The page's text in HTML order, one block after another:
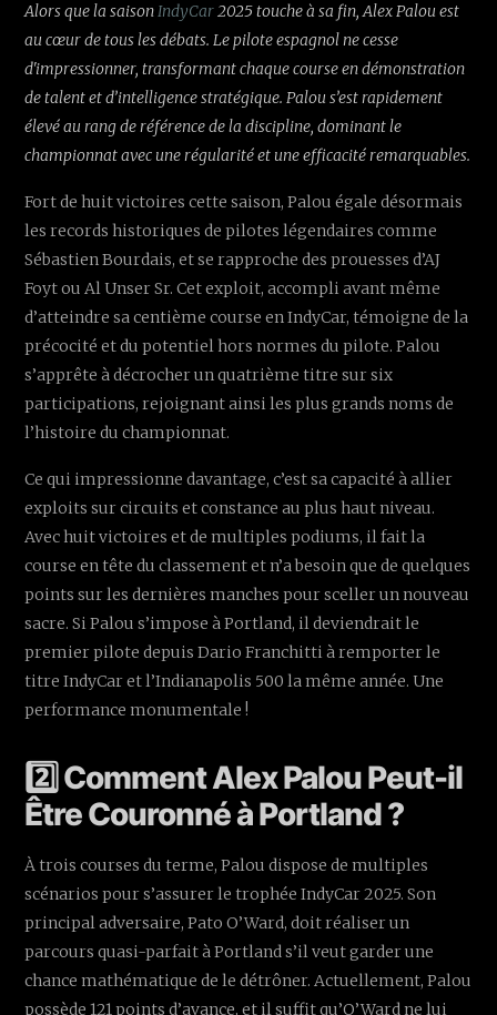
Alors que la saisonIndyCar2025 touche à sa fin, Alex Palou est
au cœur de tous les débats. Le pilote espagnol ne cesse
d'impressionner, transformant chaque course en démonstration
de talent et d’intelligence stratégique. Palou s’est rapidement
élevé au rang de référence de la discipline, dominant le
championnat avec une régularité et une efficacité remarquables.
Fort de huit victoires cette saison, Palou égale désormais
les records historiques de pilotes légendaires comme
Sébastien Bourdais, et se rapproche des prouesses d’AJ
Foyt ou Al Unser Sr. Cet exploit, accompli avant même
d’atteindre sa centième course en IndyCar, témoigne de la
précocité et du potentiel hors normes du pilote. Palou
s’apprête à décrocher un quatrième titre sur six
participations, rejoignant ainsi les plus grands noms de
l’histoire du championnat.
Ce qui impressionne davantage, c’est sa capacité à allier
exploits sur circuits et constance au plus haut niveau.
Avec huit victoires et de multiples podiums, il fait la
course en tête du classement et n’a besoin que de quelques
points sur les dernières manches pour sceller un nouveau
sacre. Si Palou s’impose à Portland, il deviendrait le
premier pilote depuis Dario Franchitti à remporter le
titre IndyCar et l’Indianapolis 500 la même année. Une
performance monumentale !
2️⃣ Comment Alex Palou Peut-il
Être Couronné à Portland ?
À trois courses du terme, Palou dispose de multiples
scénarios pour s’assurer le trophée IndyCar 2025. Son
principal adversaire, Pato O’Ward, doit réaliser un
parcours quasi-parfait à Portland s’il veut garder une
chance mathématique de le détrôner. Actuellement, Palou
possède 121 points d’avance, et il suffit qu’O’Ward ne lui